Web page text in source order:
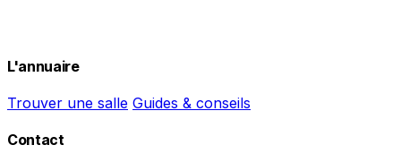
L'annuaire
Trouver une salle Guides & conseils
Contact